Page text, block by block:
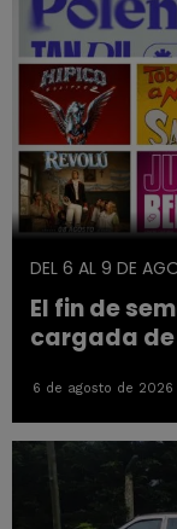
DEL 6 AL 9 DE
El fin de
cargada
6 de agosto de 2026